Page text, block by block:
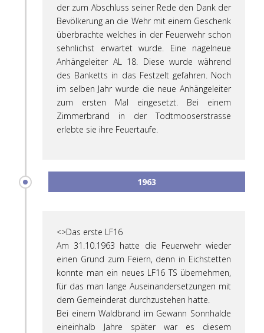
der zum Abschluss seiner Rede den Dank der
Bevölkerung an die Wehr mit einem Geschenk
überbrachte welches in der Feuerwehr schon
sehnlichst erwartet wurde. Eine nagelneue
Anhängeleiter AL 18. Diese wurde während
des Banketts in das Festzelt gefahren. Noch
im selben Jahr wurde die neue Anhängeleiter
zum ersten Mal eingesetzt. Bei einem
Zimmerbrand in der Todtmooserstrasse
erlebte sie ihre Feuertaufe.
1963
<>Das erste LF16
Am 31.10.1963 hatte die Feuerwehr wieder
einen Grund zum Feiern, denn in Eichstetten
konnte man ein neues LF16 TS übernehmen,
für das man lange Auseinandersetzungen mit
dem Gemeinderat durchzustehen hatte.
Bei einem Waldbrand im Gewann Sonnhalde
eineinhalb Jahre später war es diesem